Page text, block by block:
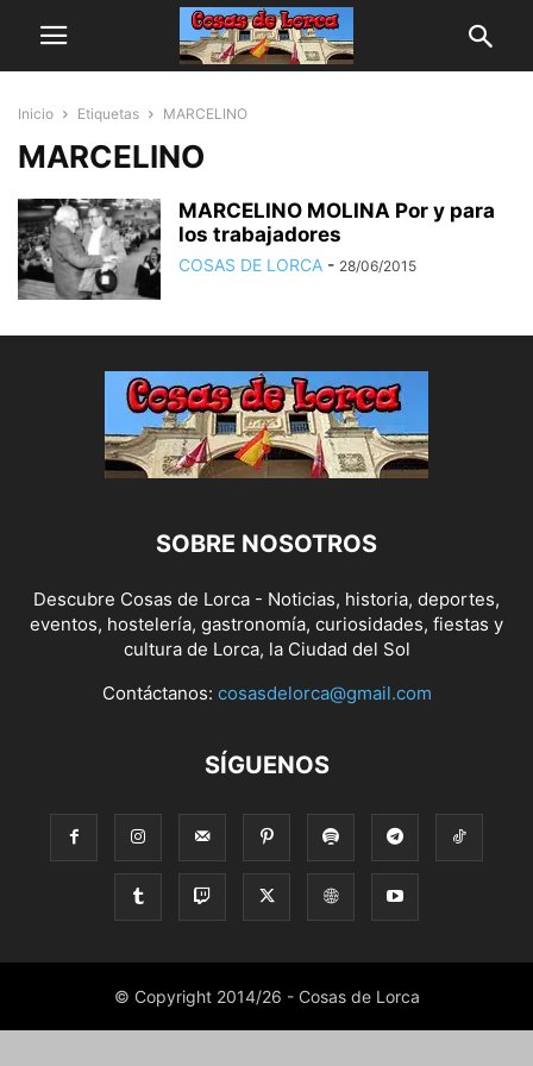
Inicio Etiquetas MARCELINO
MARCELINO
MARCELINO MOLINA Por y para
los trabajadores
COSAS DE LORCA - 28/06/2015
SOBRE NOSOTROS
Descubre Cosas de Lorca - Noticias, historia, deportes,
eventos, hostelería, gastronomía, curiosidades, fiestas y
cultura de Lorca, la Ciudad del Sol
Contáctanos: cosasdelorca@gmail.com
SÍGUENOS
© Copyright 2014/26 - Cosas de Lorca